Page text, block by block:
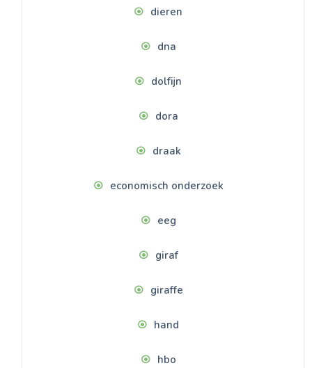
dieren
dna
dolfijn
dora
draak
economisch onderzoek
eeg
giraf
giraffe
hand
hbo